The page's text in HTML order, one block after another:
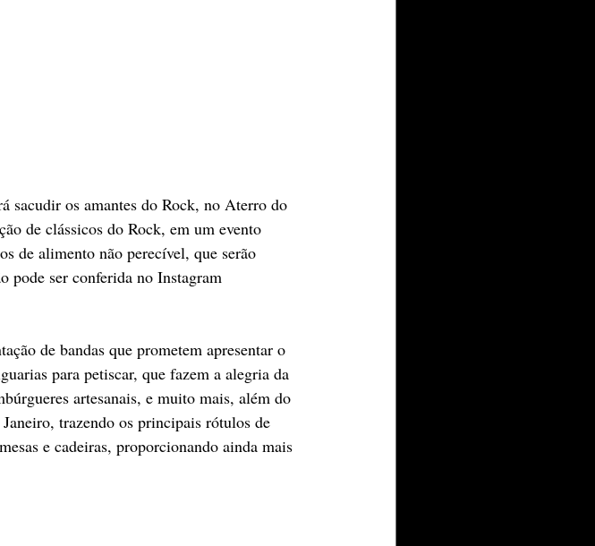
sacudir os amantes do Rock, no Aterro do
de clássicos do Rock, em um evento
de alimento não perecível, que serão
pode ser conferida no Instagram
de bandas que prometem apresentar o
para petiscar, que fazem a alegria da
artesanais, e muito mais, além do
trazendo os principais rótulos de
e cadeiras, proporcionando ainda mais